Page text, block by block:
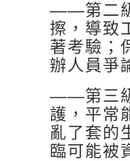
——第二
擦，導致
著考驗；
辦人員爭
——第三
護，平常
亂了套的
臨可能被